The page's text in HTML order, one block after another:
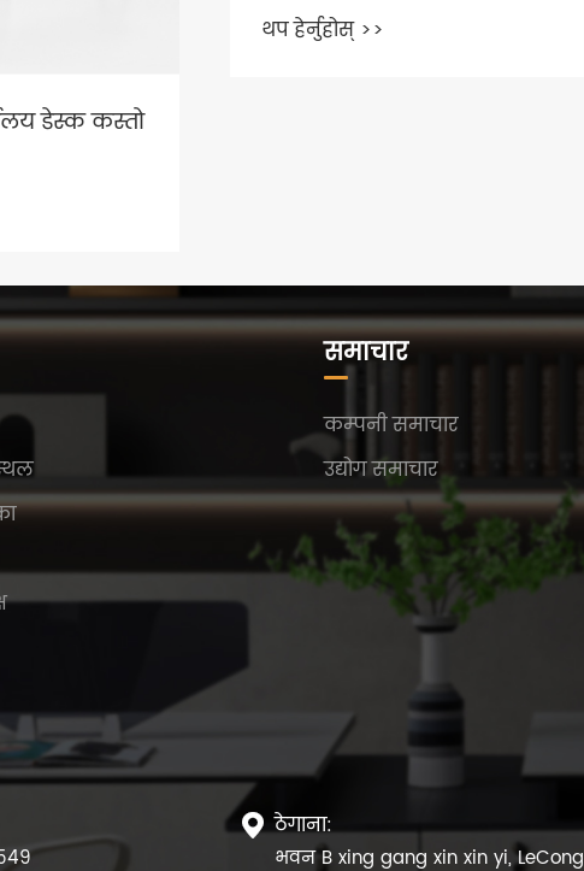
समाचार
कम्पनी समाचार
उद्योग समाचार
 ठेगाना:
भवन B xing gang xin xin yi, LeCong